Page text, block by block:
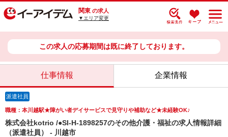
関東 の求人
▼エリア変更
この求人の応募期間は既に終了しております。
仕事情報 企業情報
派遣社員
職種：本川越駅★障がい者デイサービスで見守りや補助など★未経験OK♪
株式会社kotrio /●SI-H-1898257のその他介護・福祉の求人情報詳細
（派遣社員） - 川越市